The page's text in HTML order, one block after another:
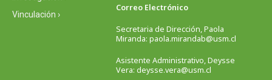
Vinculación ›
Correo Electrónico
Secretaria de Dirección, Paola
Miranda: paola.mirandab@usm.cl
Asistente Administrativo, Deysse
Vera: deysse.vera@usm.cl